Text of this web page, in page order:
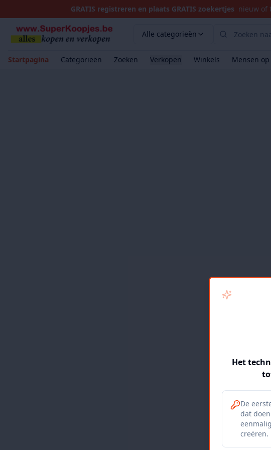
GRATIS registreren en plaats GRATIS zoekertjes nieuw of
Alle categorieën
Startpagina Categorieën Zoeken Verkopen Winkels Mensen
Het
De
dat
creëren.